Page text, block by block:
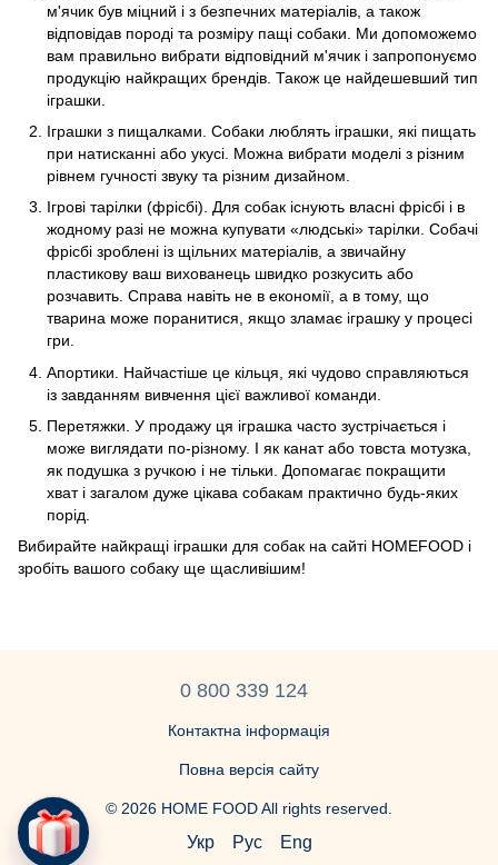
м'ячик був міцний і з безпечних матеріалів, а також
відповідав породі та розміру пащі собаки. Ми допоможемо
вам правильно вибрати відповідний м'ячик і запропонуємо
продукцію найкращих брендів. Також це найдешевший тип
іграшки.
Іграшки з пищалками. Собаки люблять іграшки, які пищать
при натисканні або укусі. Можна вибрати моделі з різним
рівнем гучності звуку та різним дизайном.
Ігрові тарілки (фрісбі). Для собак існують власні фрісбі і в
жодному разі не можна купувати «людські» тарілки. Собачі
фрісбі зроблені із щільних матеріалів, а звичайну
пластикову ваш вихованець швидко розкусить або
розчавить. Справа навіть не в економії, а в тому, що
тварина може поранитися, якщо зламає іграшку у процесі
гри.
Апортики. Найчастіше це кільця, які чудово справляються
із завданням вивчення цієї важливої команди.
Перетяжки. У продажу ця іграшка часто зустрічається і
може виглядати по-різному. І як канат або товста мотузка,
як подушка з ручкою і не тільки. Допомагає покращити
хват і загалом дуже цікава собакам практично будь-яких
порід.
Вибирайте найкращі іграшки для собак на сайті HOMEFOOD і
зробіть вашого собаку ще щасливішим!
0 800 339 124
Контактна інформація
Повна версія сайту
© 2026 HOME FOOD All rights reserved.
Укр Рус Eng